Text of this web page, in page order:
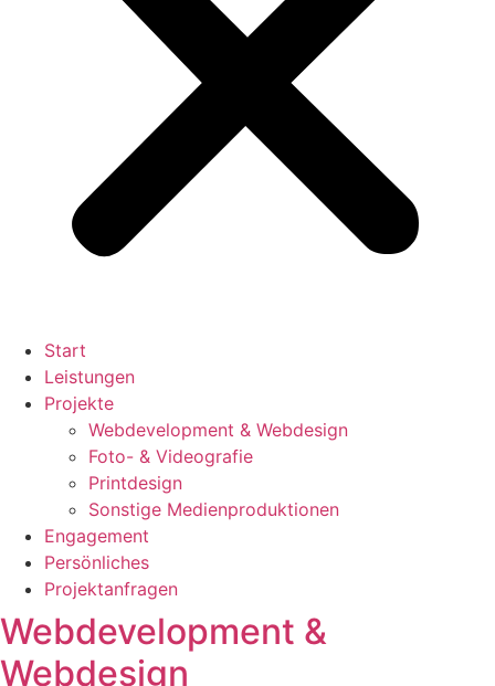
Start
Leistungen
Projekte
Webdevelopment & Webdesign
Foto- & Videografie
Printdesign
Sonstige Medienproduktionen
Engagement
Persönliches
Projektanfragen
Webdevelopment &
Webdesign